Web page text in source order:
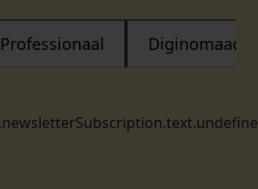
Professionaal Diginomaad